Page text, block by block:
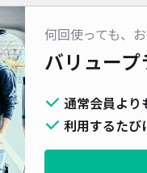
何回使っても、
バリュープ
通常会員より
利用するたび